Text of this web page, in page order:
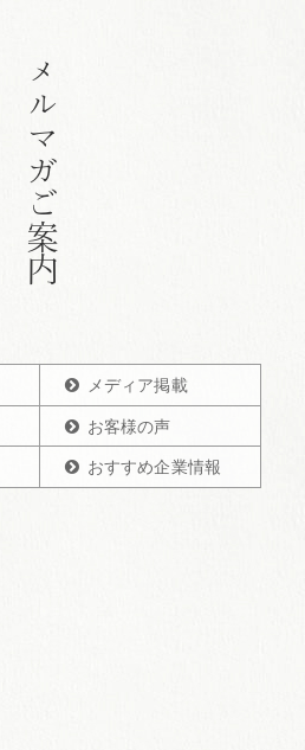
メルマガご案内
メディア掲載
お客様の声
おすすめ企業情報